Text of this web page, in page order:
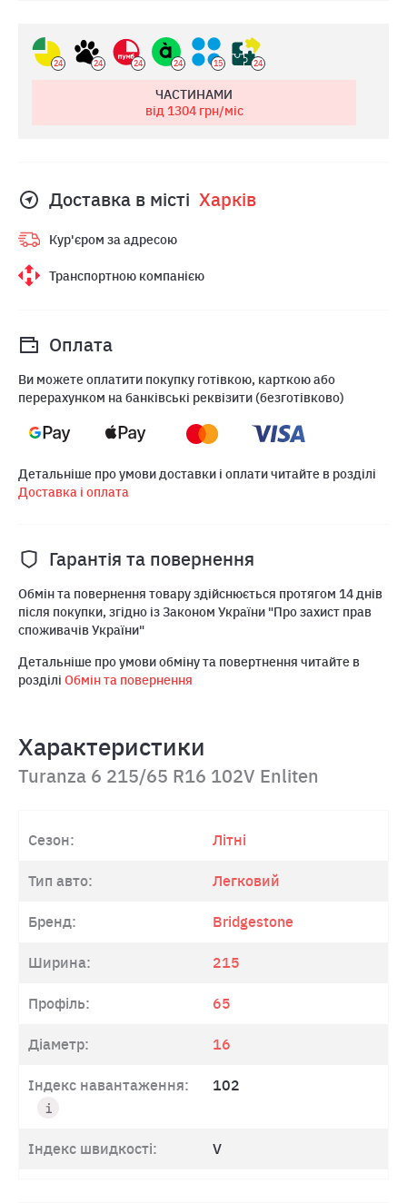
24 24 24 24 15 24
ЧАСТИНАМИ
від 1304грн/міс
Доставка в місті Харкiв
Кур'єром за адресою
Транспортною компанією
Оплата
Ви можете оплатити покупку готівкою, карткою або
перерахунком на банківські реквізити (безготівково)
Детальніше про умови доставки і оплати читайте в розділі
Доставка і оплата
Гарантія та повернення
Обмін та повернення товару здійснюється протягом 14 днів
після покупки, згідно із Законом України "Про захист прав
споживачів України"
Детальніше про умови обміну та повертнення читайте в
розділі Обмін та повернення
Характеристики
Turanza 6 215/65 R16 102V Enliten
Сезон: Літні
Тип авто: Легковий
Бренд: Bridgestone
Ширина: 215
Профіль: 65
Діаметр: 16
Індекс навантаження: 102
Індекс швидкості: V